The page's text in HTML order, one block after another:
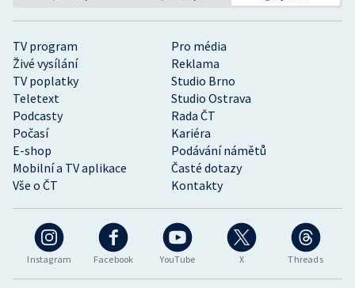
Instagram Facebook YouTube X Threads
TV program
Pro média
Živé vysílání
Reklama
TV poplatky
Studio Brno
Teletext
Studio Ostrava
Podcasty
Rada ČT
Počasí
Kariéra
E-shop
Podávání námětů
Mobilní a TV aplikace
Časté dotazy
Vše o ČT
Kontakty